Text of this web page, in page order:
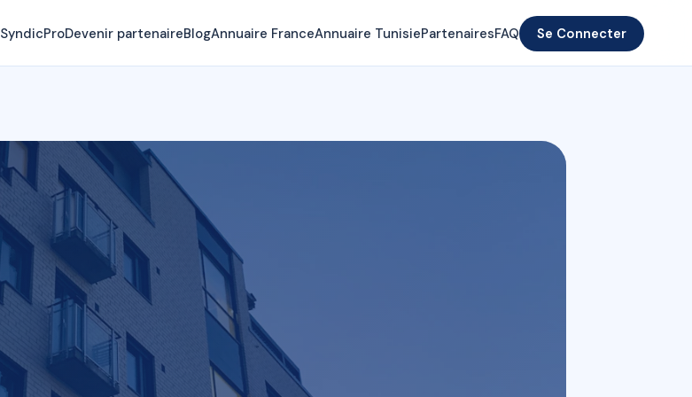
SyndicProDevenir partenaireBlogAnnuaire FranceAnnuaire TunisiePartenairesFAQ Se Connecter